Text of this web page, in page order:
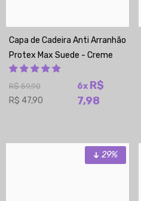
Capa de Cadeira Anti Arranhão
Protex Max Suede - Creme
R$ 59,90
R$ 47,90
6x R$
7,98
29%